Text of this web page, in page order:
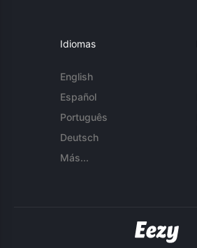
Idiomas
English
Español
Português
Deutsch
Más...